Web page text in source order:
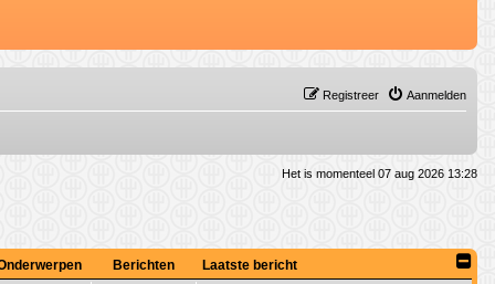
Aanmelden
Registreer
Het is momenteel 07 aug 2026 13:28
Berichten Laatste bericht